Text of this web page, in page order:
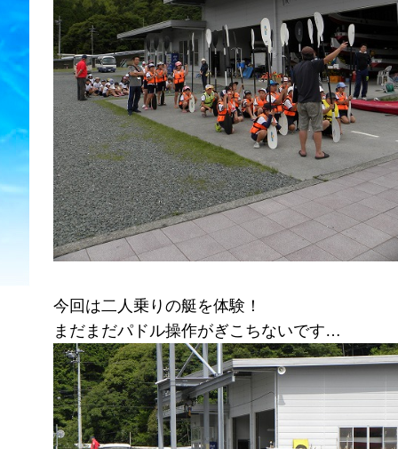
今回は二人乗りの艇を体験！
まだまだパドル操作がぎこちないです…